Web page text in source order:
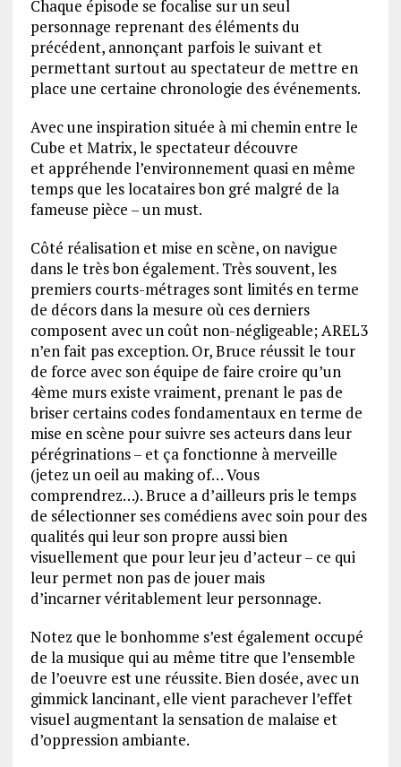
Chaque épisode se focalise sur un seul
personnage reprenant des éléments du
précédent, annonçant parfois le suivant et
permettant surtout au spectateur de mettre en
place une certaine chronologie des événements.
Avec une inspiration située à mi chemin entre le
Cube et Matrix, le spectateur découvre
et appréhende l’environnement quasi en même
temps que les locataires bon gré malgré de la
fameuse pièce – un must.
Côté réalisation et mise en scène, on navigue
dans le très bon également. Très souvent, les
premiers courts-métrages sont limités en terme
de décors dans la mesure où ces derniers
composent avec un coût non-négligeable; AREL3
n’en fait pas exception. Or, Bruce réussit le tour
de force avec son équipe de faire croire qu’un
4ème murs existe vraiment, prenant le pas de
briser certains codes fondamentaux en terme de
mise en scène pour suivre ses acteurs dans leur
pérégrinations – et ça fonctionne à merveille
(jetez un oeil au making of… Vous
comprendrez…). Bruce a d’ailleurs pris le temps
de sélectionner ses comédiens avec soin pour des
qualités qui leur son propre aussi bien
visuellement que pour leur jeu d’acteur – ce qui
leur permet non pas de jouer mais
d’incarner véritablement leur personnage.
Notez que le bonhomme s’est également occupé
de la musique qui au même titre que l’ensemble
de l’oeuvre est une réussite. Bien dosée, avec un
gimmick lancinant, elle vient parachever l’effet
visuel augmentant la sensation de malaise et
d’oppression ambiante.